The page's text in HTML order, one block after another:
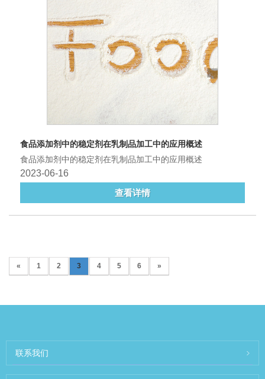
食品添加剂中的稳定剂在乳制品加工中的应用概述
食品添加剂中的稳定剂在乳制品加工中的应用概述
2023-06-16
查看详情
« 1 2 3 4 5 6 »
联系我们